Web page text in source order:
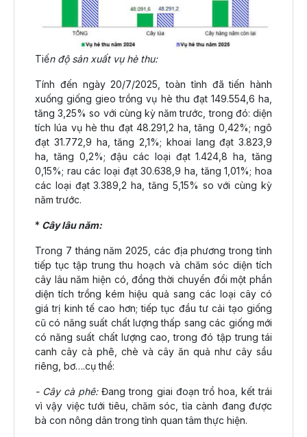
Tiến độ sản xuất vụ hè thu:
Tính đến ngày 20/7/2025, toàn tỉnh đã tiến hành
xuống giống gieo trồng vụ hè thu đạt 149.554,6 ha,
tăng 3,25% so với cùng kỳ năm trước, trong đó: diện
tích lúa vụ hè thu đạt 48.291,2 ha, tăng 0,42%; ngô
đạt 31.772,9 ha, tăng 2,1%; khoai lang đạt 3.823,9
ha, tăng 0,2%; đậu các loại đạt 1.424,8 ha, tăng
0,15%; rau các loại đạt 30.638,9 ha, tăng 1,01%; hoa
các loại đạt 3.389,2 ha, tăng 5,15% so với cùng kỳ
năm trước.
* Cây lâu năm:
Trong 7 tháng năm 2025, các địa phương trong tỉnh
tiếp tục tập trung thu hoạch và chăm sóc diện tích
cây lâu năm hiện có, đồng thời chuyển đổi một phần
diện tích trồng kém hiệu quả sang các loại cây có
giá trị kinh tế cao hơn; tiếp tục đầu tư cải tạo giống
cũ có năng suất chất lượng thấp sang các giống mới
có năng suất chất lượng cao, trong đó tập trung tái
canh cây cà phê, chè và cây ăn quả như cây sầu
riêng, bơ….cụ thể:
- Cây cà phê:Đang trong giai đoạn trổ hoa, kết trái
vì vậy việc tưới tiêu, chăm sóc, tỉa cành đang được
bà con nông dân trong tỉnh quan tâm thực hiện.